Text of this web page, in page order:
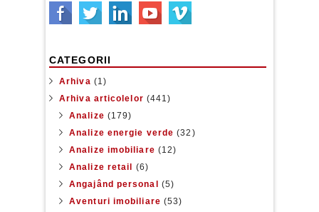
CATEGORII
Arhiva (1)
Arhiva articolelor (441)
Analize (179)
Analize energie verde (32)
Analize imobiliare (12)
Analize retail (6)
Angajând personal (5)
Aventuri imobiliare (53)